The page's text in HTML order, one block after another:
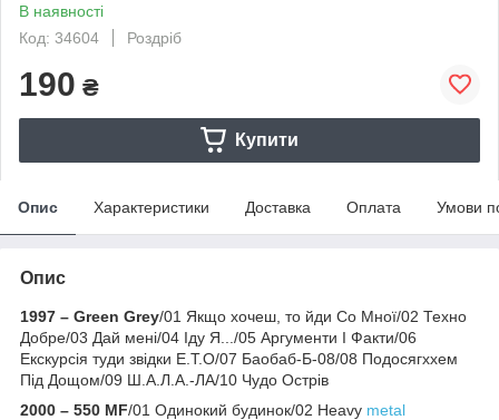
В наявності
Код: 34604
Роздріб
190 ₴
Купити
Опис Характеристики Доставка Оплата Умови
Опис
1997 – Green Grey/01 Якщо хочеш, то йди Со Мної/02 Техно
Добре/03 Дай мені/04 Іду Я.../05 Аргументи І Факти/06
Екскурсія туди звідки Е.Т.О/07 Баобаб-Б-08/08 Подосягxxем
Під Дощом/09 Ш.А.Л.А.-ЛА/10 Чудо Острів
2000 – 550 MF/01 Одинокий будинок/02 Heavy metal